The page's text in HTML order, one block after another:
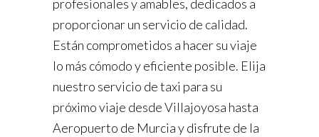
profesionales y amables, dedicados a
proporcionar un servicio de calidad.
Están comprometidos a hacer su viaje
lo más cómodo y eficiente posible. Elija
nuestro servicio de taxi para su
próximo viaje desde Villajoyosa hasta
Aeropuerto de Murcia y disfrute de la